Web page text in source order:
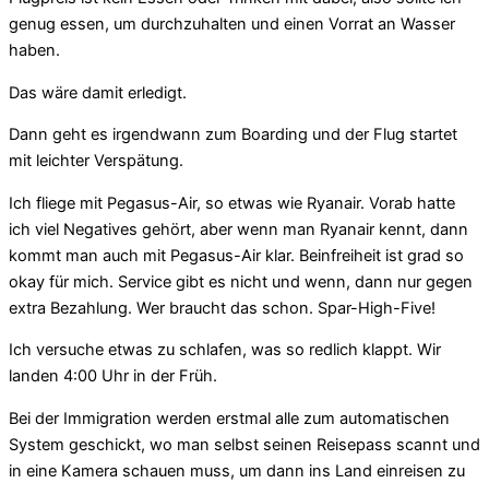
genug essen, um durchzuhalten und einen Vorrat an Wasser
haben.
Das wäre damit erledigt.
Dann geht es irgendwann zum Boarding und der Flug startet
mit leichter Verspätung.
Ich fliege mit Pegasus-Air, so etwas wie Ryanair. Vorab hatte
ich viel Negatives gehört, aber wenn man Ryanair kennt, dann
kommt man auch mit Pegasus-Air klar. Beinfreiheit ist grad so
okay für mich. Service gibt es nicht und wenn, dann nur gegen
extra Bezahlung. Wer braucht das schon. Spar-High-Five!
Ich versuche etwas zu schlafen, was so redlich klappt. Wir
landen 4:00 Uhr in der Früh.
Bei der Immigration werden erstmal alle zum automatischen
System geschickt, wo man selbst seinen Reisepass scannt und
in eine Kamera schauen muss, um dann ins Land einreisen zu